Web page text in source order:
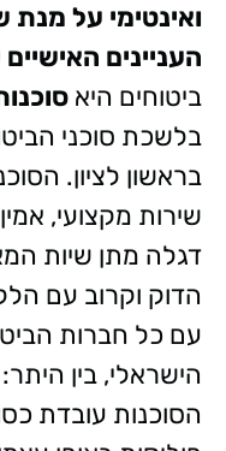
ואינטימי על מנת
העניינים
ביטוחים היא
בראשון לציון.
שירות מקצועי,
דגלה מתן שיות
הדוק וקרוב עם
עם כל חברות
הישראלי, בין
הסוכנות עובדת